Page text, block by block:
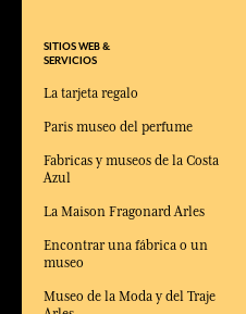
SITIOS WEB &
SERVICIOS
La tarjeta regalo
Paris museo del perfume
Fabricas y museos de la Costa
Azul
La Maison Fragonard Arles
Encontrar una fábrica o un
museo
Museo de la Moda y del Traje